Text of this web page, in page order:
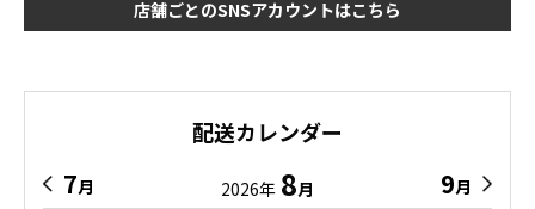
店舗ごとのSNSアカウントはこちら
配送カレンダー
7月 2026年 8月 9月